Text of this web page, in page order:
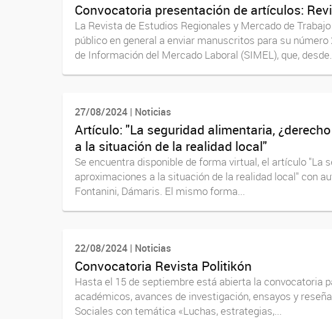
Convocatoria presentación de artículos:
La Revista de Estudios Regionales y Mercado de
público en general a enviar manuscritos para su
de Información del Mercado Laboral (SIMEL), que,
27/08/2024 | Noticias
Artículo: "La seguridad alimentaria,
a la situación de la realidad local"
Se encuentra disponible de forma virtual, el artículo "La
aproximaciones a la situación de la realidad local" con
Fontanini, Dámaris. El mismo forma...
22/08/2024 | Noticias
Convocatoria Revista Politikón
Hasta el 15 de septiembre está abierta la convocatoria
académicos, avances de investigación, ensayos y
Sociales con temática «Luchas, estrategias,...